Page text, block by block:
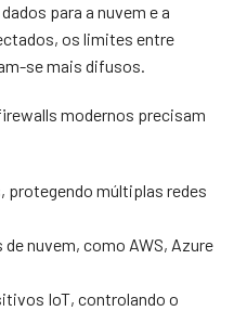
para a nuvem e a
os limites entre
se mais difusos.
modernos precisam
protegendo múltiplas redes
nuvem, como AWS, Azure
IoT, controlando o